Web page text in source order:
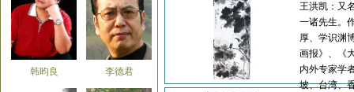
韩昀良 李德君
王洪凯：又
一诸先生。
厚、学识渊
画报》、《
内外专家学
坡、台湾、